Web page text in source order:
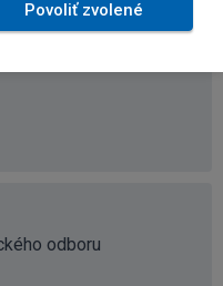
odboru
Povoliť zvolené